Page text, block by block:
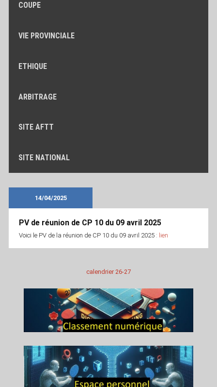
COUPE
VIE PROVINCIALE
ETHIQUE
ARBITRAGE
SITE AFTT
SITE NATIONAL
14/04/2025
PV de réunion de CP 10 du 09 avril 2025
Voici le PV de la réunion de CP 10 du 09 avril 2025 : lien
calendrier 26-27